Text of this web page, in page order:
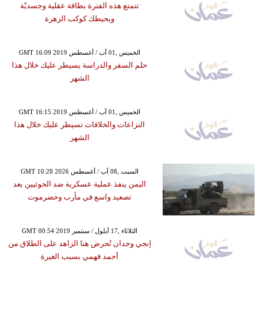
تتمتع هذه الفترة بطاقة عقلية وجسديّة
ويحيطك كوكب الزهرة
GMT 16:09 2019 الخميس ,01 آب / أغسطس
حلم السفر والدراسة يسيطر عليك خلال هذا
الشهر
GMT 16:15 2019 الخميس ,01 آب / أغسطس
النزاعات والخلافات تسيطر عليك خلال هذا
الشهر
GMT 10:28 2026 السبت ,08 آب / أغسطس
اليمن ينفذ عملية عسكرية ضد الحوثيين بعد
تصعيد واسع في مأرب وحضرموت
GMT 00:54 2019 الثلاثاء ,17 أيلول / سبتمبر
إنجي وجدان تُحرض هنا الزاهد على الطلاق من
أحمد فهمي بسبب الغيرة